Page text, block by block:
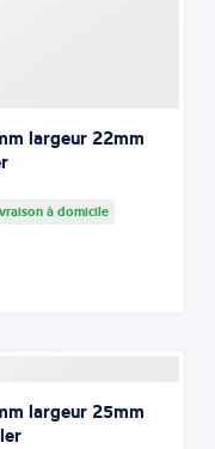
largeur 22mm
à domicile
largeur 25mm